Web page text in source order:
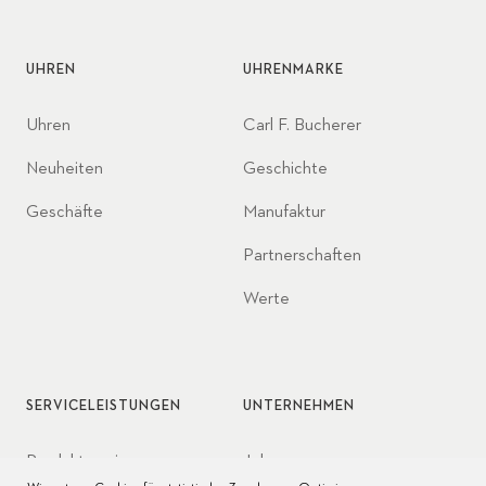
UHREN
Uhren
Neuheiten
Geschäfte
UHRENMARKE
Carl F. Bucherer
Geschichte
Manufaktur
Partnerschaften
Werte
SERVICELEISTUNGEN
Produktservice
UNTERNEHMEN
Jobs